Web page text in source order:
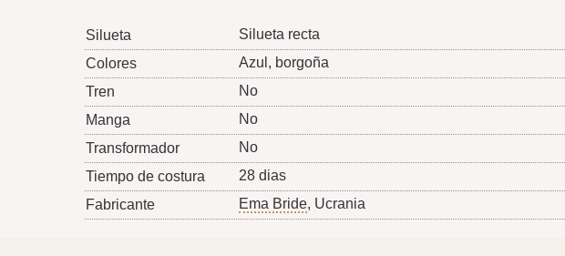
Silueta
Silueta recta
Colores
Azul, borgoña
Tren
No
Manga
No
Transformador
No
Tiempo de costura
28 dias
Fabricante
Ema Bride, Ucrania